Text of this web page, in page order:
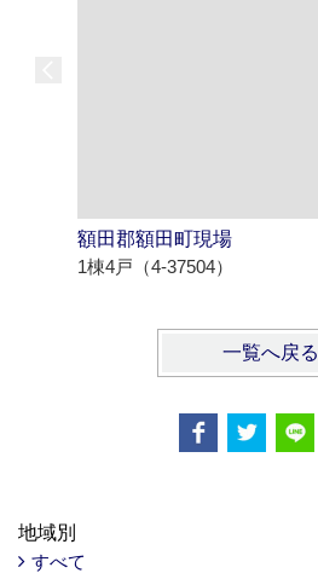
額田郡額田町現場
1棟4戸（4-37504）
一覧へ戻る
地域別
すべて